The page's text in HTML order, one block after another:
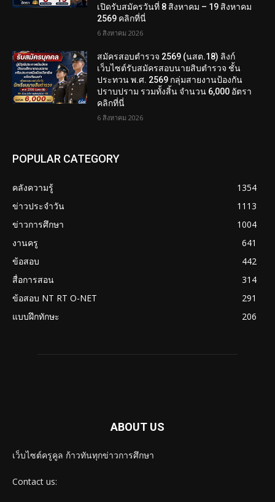
เปิดรับสมัครวันที่ 8 สิงหาคม – 19 สิงหาคม
2569 คลิกที่นี่
6 สิงหาคม 2026
สมัครสอบตํารวจ 2569 (นสต.18) ลิงก์
เว็บไซต์รับสมัครสอบนายสิบตำรวจ ชั้น
ประทวน พ.ศ. 2569 กลุ่มสายงานป้องกัน
ปราบปราม รวมทั้งสิ้น จำนวน 6,000 อัตรา
คลิกที่นี่
6 สิงหาคม 2026
POPULAR CATEGORY
คลังความรู้
1354
ข่าวประจำวัน
1113
ข่าวการศึกษา
1004
งานครู
641
ข้อสอบ
442
สื่อการสอน
314
ข้อสอบ NT RT O-NET
291
แบบฝึกทักษะ
206
ABOUT US
เว็บไซต์ครูคูล ก้าวทันทุกข่าวการศึกษา
Contact us: